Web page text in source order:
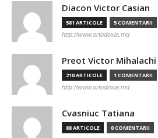
Diacon Victor Casian
581 ARTICOLE 5 COMENTARII
http://www.ortodoxia.md
Preot Victor Mihalachi
210 ARTICOLE 1 COMENTARII
http://www.ortodoxia.md
Cvasniuc Tatiana
88 ARTICOLE 0 COMENTARII